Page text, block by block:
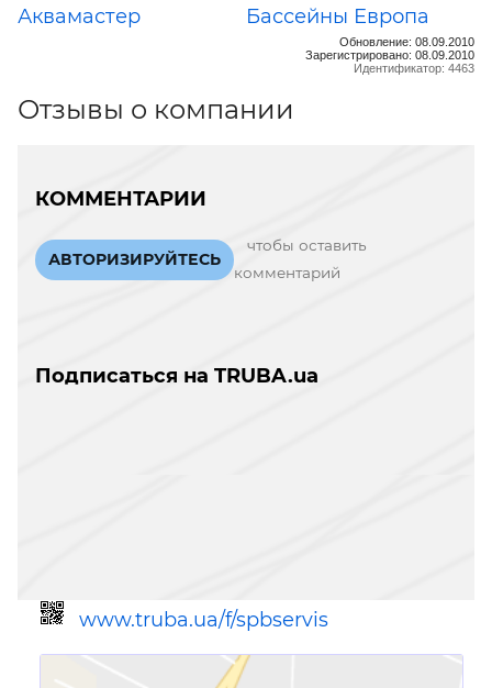
Аквамастер Бассейны Европа
Обновление: 08.09.2010
Зарегистрировано: 08.09.2010
Идентификатор: 4463
Отзывы о компании
КОММЕНТАРИИ
АВТОРИЗИРУЙТЕСЬ
чтобы оставить
комментарий
Подписаться на TRUBA.ua
www.truba.ua/f/spbservis